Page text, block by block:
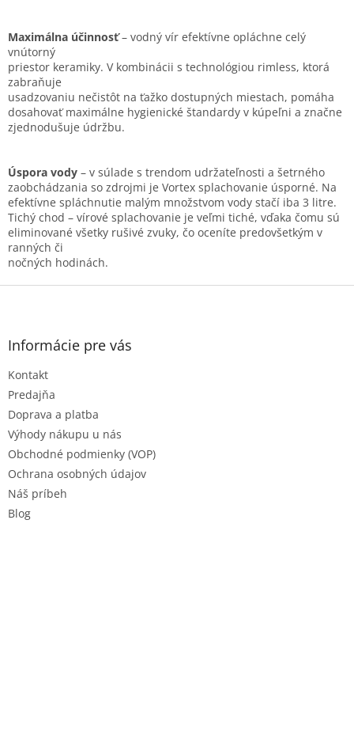
Maximálna účinnosť – vodný vír efektívne opláchne celý
vnútorný
priestor keramiky. V kombinácii s technológiou rimless, ktorá
zabraňuje
usadzovaniu nečistôt na ťažko dostupných miestach, pomáha
dosahovať maximálne hygienické štandardy v kúpeľni a značne
zjednodušuje údržbu.
Úspora vody – v súlade s trendom udržateľnosti a šetrného
zaobchádzania so zdrojmi je Vortex splachovanie úsporné. Na
efektívne spláchnutie malým množstvom vody stačí iba 3 litre.
Tichý chod – vírové splachovanie je veľmi tiché, vďaka čomu sú
eliminované všetky rušivé zvuky, čo oceníte predovšetkým v
ranných či
nočných hodinách.
Z
Informácie pre vás
Kontakt
Predajňa
Doprava a platba
Výhody nákupu u nás
Obchodné podmienky (VOP)
Ochrana osobných údajov
Náš príbeh
Blog